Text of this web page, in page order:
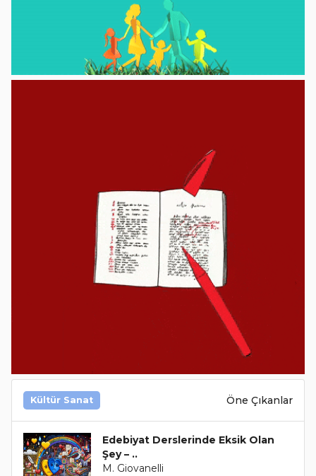
Kültür Sanat Öne Çıkanlar
Edebiyat Derslerinde Eksik Olan
Şey – ..
M. Giovanelli